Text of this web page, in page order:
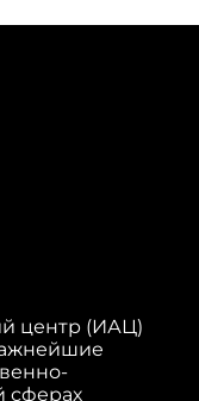
центр (ИАЦ)
сферах